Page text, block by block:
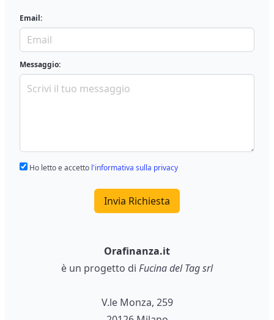
Email:
Messaggio:
Ho letto e accetto l'informativa sulla privacy
Invia Richiesta
Orafinanza.it
è un progetto di Fucina del Tag srl
V.le Monza, 259